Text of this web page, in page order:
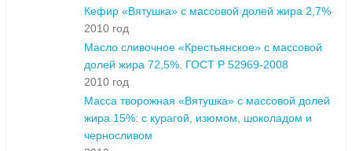
Кефир «Вятушка» с массовой долей жира 2,7%
2010 год
Масло сливочное «Крестьянское» с массовой
долей жира 72,5%. ГОСТ Р 52969-2008
2010 год
Масса творожная «Вятушка» с массовой долей
жира 15%: с курагой, изюмом, шоколадом и
черносливом